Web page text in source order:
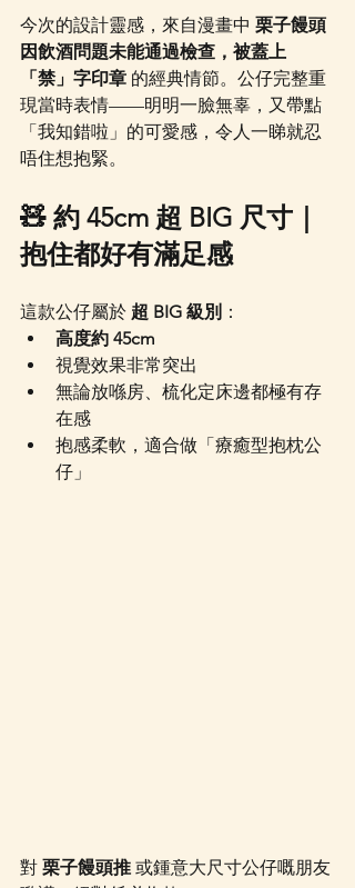
今次的設計靈感，來自漫畫中 栗子饅頭
因飲酒問題未能通過檢查，被蓋上
「禁」字印章 的經典情節。公仔完整重
現當時表情——明明一臉無辜，又帶點
「我知錯啦」的可愛感，令人一睇就忍
唔住想抱緊。
🧸 約 45cm 超 BIG 尺寸｜
抱住都好有滿足感
這款公仔屬於 超 BIG 級別 ：
高度約 45cm
視覺效果非常突出
無論放喺房、梳化定床邊都極有存
在感
抱感柔軟，適合做「療癒型抱枕公
仔」
對 栗子饅頭推 或鍾意大尺寸公仔嘅朋友